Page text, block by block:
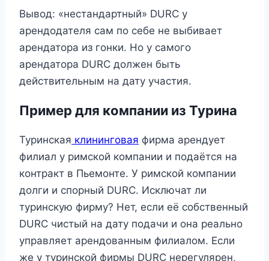
Вывод: «нестандартный» DURC у
арендодателя сам по себе не выбивает
арендатора из гонки. Но у самого
арендатора DURC должен быть
действительным на дату участия.
Пример для компании из Турина
Туринская клининговая фирма арендует
филиал у римской компании и подаётся на
контракт в Пьемонте. У римской компании
долги и спорный DURC. Исключат ли
туринскую фирму? Нет, если её собственный
DURC чистый на дату подачи и она реально
управляет арендованным филиалом. Если
же у туринской фирмы DURC нерегулярен,